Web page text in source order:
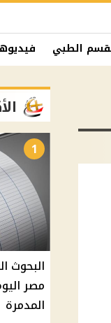
الطبي
1
البحوث
مصر
المدمرة